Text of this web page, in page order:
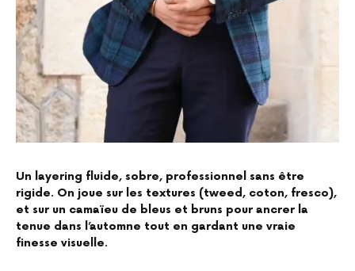
Un layering fluide, sobre, professionnel sans être
rigide. On joue sur les textures (tweed, coton, fresco),
et sur un camaïeu de bleus et bruns pour ancrer la
tenue dans l’automne tout en gardant une vraie
finesse visuelle.